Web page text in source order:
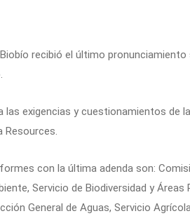
recibió el último
exigencias y cuestionamientos de
con la última adenda son:
Servicio de Biodiversidad y Áreas
General de Aguas, Servicio